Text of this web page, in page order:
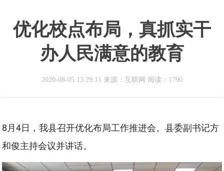
优化校点布局，真抓实干
办人民满意的教育
2020-08-05 13:29:11 来源：互联网 阅读：1790
8月4日，我县召开优化布局工作推进会。县委副书记方
和俊主持会议并讲话。